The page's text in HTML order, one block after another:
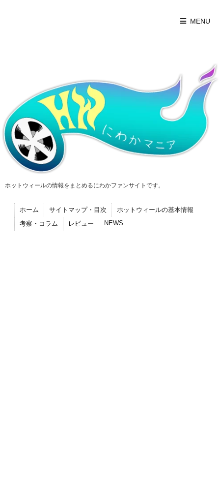
MENU
ホットウィールの情報をまとめるにわかファンサイトです。
ホーム サイトマップ・目次
ホットウィールの基本情報
考察・コラム
レビュー NEWS